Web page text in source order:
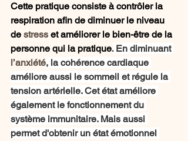
Cette pratique consiste à contrôler la
respiration afin de diminuer le niveau
de stress et améliorer le bien-être de la
personne qui la pratique. En diminuant
l’anxiété, la cohérence cardiaque
améliore aussi le sommeil et régule la
tension artérielle. Cet état améliore
également le fonctionnement du
système immunitaire. Mais aussi
permet d'obtenir un état émotionnel